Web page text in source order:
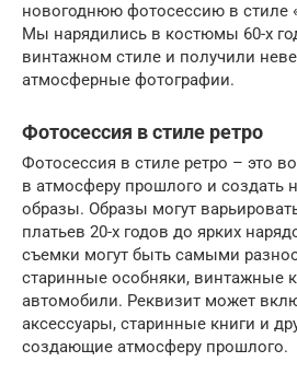
новогоднюю фотосессию в стиле
Мы нарядились в костюмы 60-х
винтажном стиле и получили
атмосферные фотографии.
Фотосессия в стиле ретро
Фотосессия в стиле ретро – это
в атмосферу прошлого и создать
образы. Образы могут
платьев 20-х годов до ярких
съемки могут быть самыми
старинные особняки, винтажные
автомобили. Реквизит может
аксессуары, старинные книги и
создающие атмосферу прошлого.